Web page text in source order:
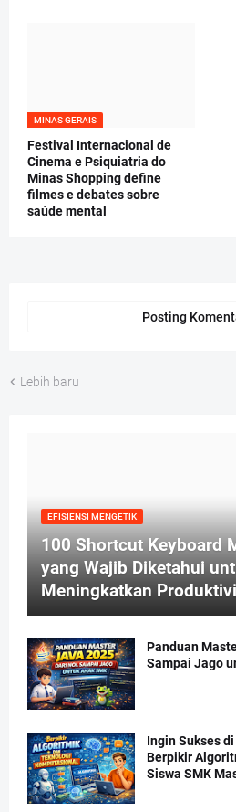
MINAS GERAIS
Festival Internacional de
Cinema e Psiquiatria do
Minas Shopping define
filmes e debates sobre
saúde mental
Posting
Lebih baru
EFISIENSI MENGETIK
100 Shortcut Keyboard
yang Wajib Diketahui
Meningkatkan
Panduan
Sampai Jago
Ingin Sukses
Berpikir
Siswa SMK